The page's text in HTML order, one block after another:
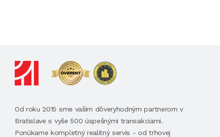
Od roku 2015 sme vašim dôveryhodným partnerom v
Bratislave s vyše 500 úspešnými transakciami.
Ponúkame kompletný realitný servis - od trhovej